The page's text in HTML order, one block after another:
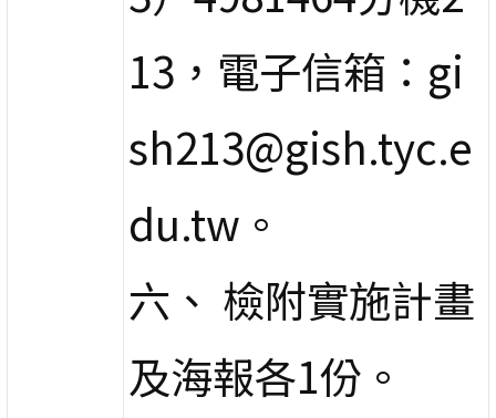
13，電子信箱：gi
sh213@gish.tyc.e
du.tw。
六、 檢附實施計畫
及海報各1份。